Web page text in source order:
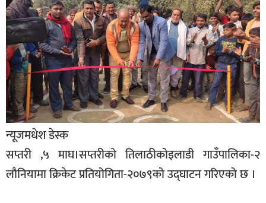
सुदूरपश्चिम
मधेश
विशेष
राजनीति
प्रमुख
समाचार
राष्ट्रिय
अन्तराष्ट्रिय
न्यूजमधेश डेस्क
सप्तरी ,५ माघ।सप्तरीको तिलाठीकोइलाडी गाउँपालिका-२
लौनियामा क्रिकेट प्रतियोगिता-२०७९को उद्घाटन गरिएको छ ।